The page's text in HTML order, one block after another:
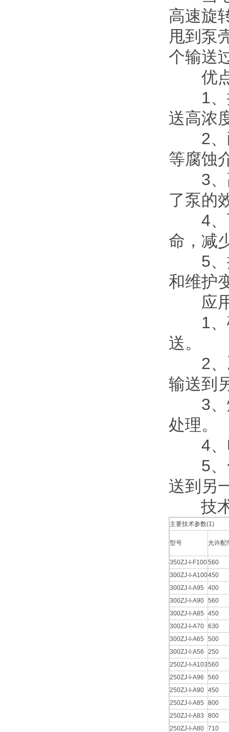
高速旋
甩到泵壳
个输送过
优点
1
送高浓
2
等腐蚀介
3、
了泵的效
4、
命，
5
和维护
应用
1、
送。
2、
输送到另
3
处理。
4、
5、
送到另一
技术参
主要技术参数(1)
型号 允许配
350ZJ-I-F100560
300ZJ-I-A100450
300ZJ-I-A95
400
300ZJ-I-A90 560
300ZJ-I-A85
450
300ZJ-I-A70 630
300ZJ-I-A65
500
300ZJ-I-A56
250
250ZJ-I-A103560
250ZJ-I-A96
560
250ZJ-I-A90 450
250ZJ-I-A85
800
250ZJ-I-A83
800
250ZJ-I-A80 710